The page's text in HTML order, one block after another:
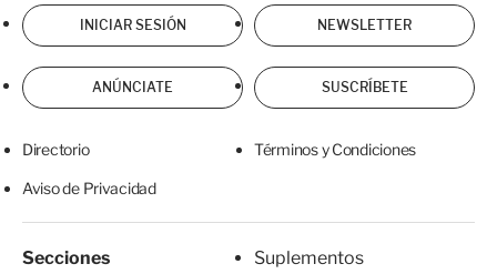
INICIAR SESIÓN NEWSLETTER
ANÚNCIATE SUSCRÍBETE
Directorio Términos y Condiciones
Aviso de Privacidad
Secciones
Suplementos